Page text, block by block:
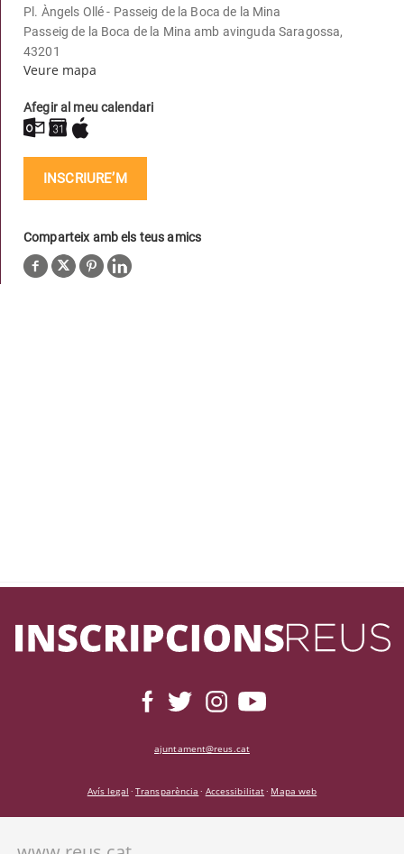
Pl. Àngels Ollé - Passeig de la Boca de la Mina
Passeig de la Boca de la Mina amb avinguda Saragossa,
43201
Veure mapa
Afegir al meu calendari
INSCRIURE’M
Comparteix amb els teus amics
ajuntament@reus.cat
Avís legal ·Transparència · Accessibilitat· Mapa web